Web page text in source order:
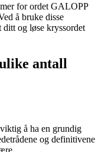
for ordet GALOPP
å bruke disse
og løse kryssordet
antall
å ha en grundig
og definitivene